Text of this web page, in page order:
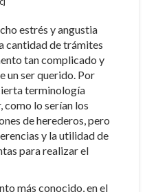
estrés y angustia
cantidad de trámites
tan complicado y
un ser querido. Por
terminología
como lo serían los
de herederos, pero
y la utilidad de
para realizar el
más conocido, en el